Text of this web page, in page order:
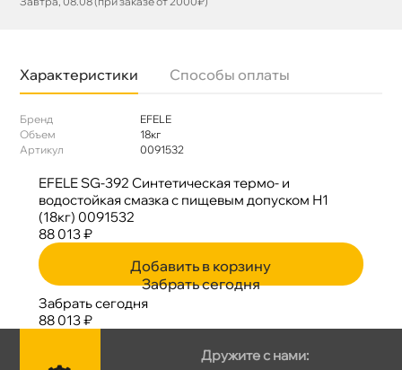
Характеристики Способы оплаты
Бренд
EFELE
Объем
18к
Артикул
0091532
EFELE SG-392 Синтетическая термо- и
одостойкая смазка c пищевым допуском Н1
(18кг) 0091532
88 013 ₽
Добавить в корзину
Забрать сегодня
Забрать сегодня
88 013 ₽
Дружите с нами: